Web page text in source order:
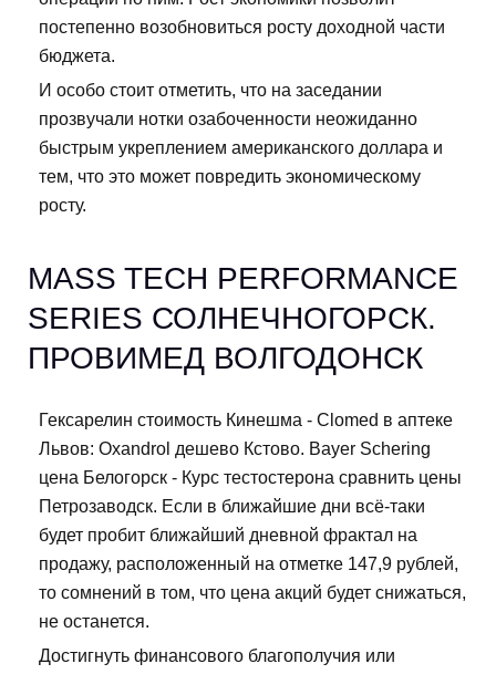
постепенно возобновиться росту доходной части
бюджета.
И особо стоит отметить, что на заседании
прозвучали нотки озабоченности неожиданно
быстрым укреплением американского доллара и
тем, что это может повредить экономическому
росту.
MASS TECH PERFORMANCE
SERIES СОЛНЕЧНОГОРСК.
ПРОВИМЕД ВОЛГОДОНСК
Гексарелин стоимость Кинешма - Clomed в аптеке
Львов: Oxandrol дешево Кстово. Bayer Schering
цена Белогорск - Курс тестостерона сравнить цены
Петрозаводск. Если в ближайшие дни всё-таки
будет пробит ближайший дневной фрактал на
продажу, расположенный на отметке 147,9 рублей,
то сомнений в том, что цена акций будет снижаться,
не останется.
Достигнуть финансового благополучия или